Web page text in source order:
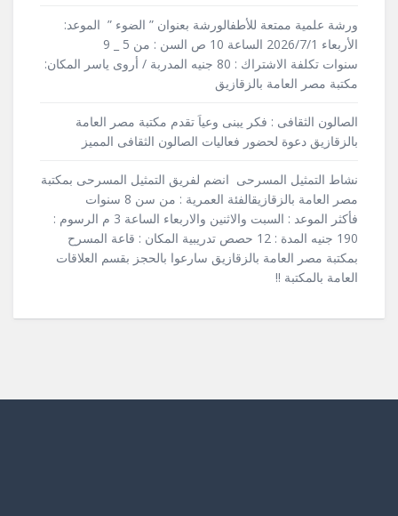
ورشة علمية ممتعة للأطفالورشة بعنوان ” الضوء ” الموعد:
الأربعاء 2026/7/1 الساعة 10 ص السن : من 5 _ 9
سنوات تكلفة الاشتراك : 80 جنيه المدربة / أروى ياسر المكان:
مكتبة مصر العامة بالزقازيق
الصالون الثقافى : فكر يبنى وعياَ تقدم مكتبة مصر العامة
بالزقازيق دعوة لحضور فعاليات الصالون الثقافى المميز
نشاط التمثيل المسرحى انضم لفريق التمثيل المسرحى بمكتبة
مصر العامة بالزقازيقالفئة العمرية : من سن 8 سنوات
فأكثر الموعد : السبت والاثنين والاربعاء الساعة 3 م الرسوم :
190 جنيه المدة : 12 حصص تدريبية المكان : قاعة المسرح
بمكتبة مصر العامة بالزقازيق سارعوا بالحجز بقسم العلاقات
العامة بالمكتبة !!